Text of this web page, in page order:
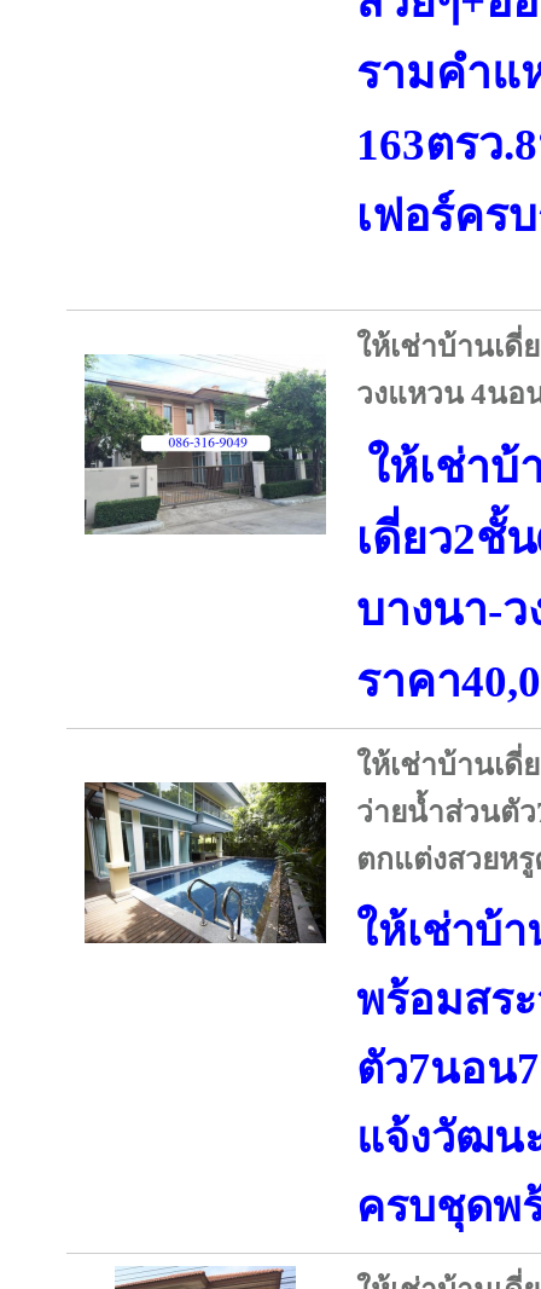
รามคำแ
163ตรว
เฟอร์คร
ให้เช่าบ้านเดี่
วงแหวน 4นอ
ให้เช่าบ้
เดี่ยว2ชั้
บางนา-
ราคา
ให้เช่าบ้านเดี่
ว่ายน้ำส่วนตั
ตกแต่งสวยห
ให้เช่าบ้
พร้อมสร
ตัว7นอน
แจ้งวัฒน
ครบชุดพ